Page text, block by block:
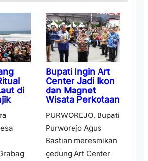
di
Bupati Ingin Art
Center Jadi Ikon
dan Magnet
Wisata Perkotaan
PURWOREJO, Bupati
Purworejo Agus
Bastian meresmikan
gedung Art Center